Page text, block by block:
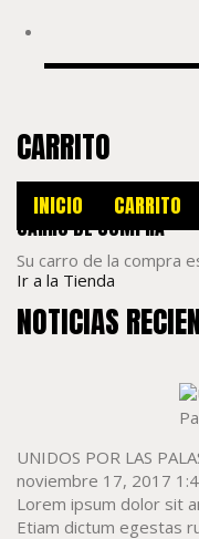
CARRITO
INICIO CARRITO
CARRO DE COMPRA
Su carro de la compra
Ir a la Tienda
NOTICIAS
UNIDOS POR LAS
noviembre 17, 2017
Lorem ipsum dolor sit
Etiam dictum egestas